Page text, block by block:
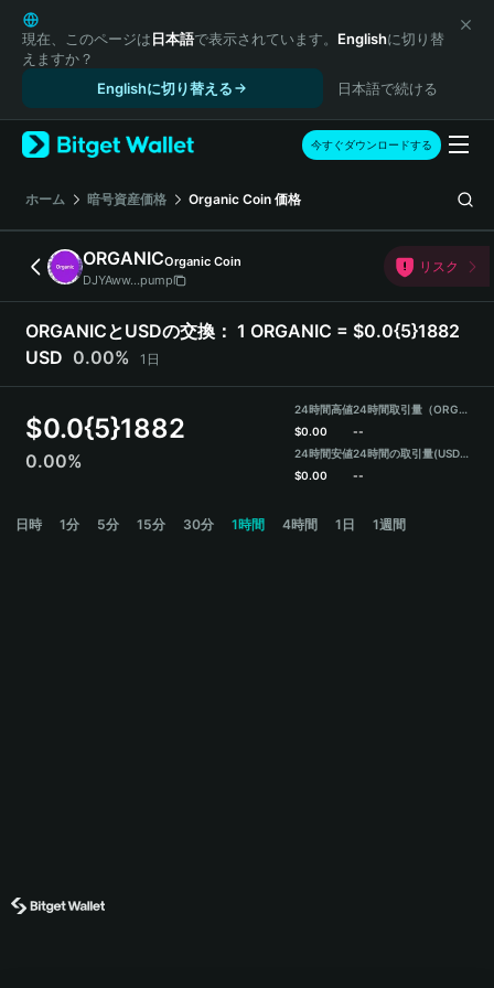
English
日本語
Tiếng Việt
Español (Latinoamérica)
Türkçe
Français
Deutsch
简体中文
繁體中文
Português (Portugal)
Bahasa Indonesia
ภาษาไทย
हिन्दी
Español
Português (Brasil)
現在、このページは日本語で表示されています。 Englishに切り替
えますか？
Englishに切り替える
日本語で続ける
今すぐダウンロードする
ホーム 暗号資産価格 Organic Coin 価格
ORGANICOrganic Coin
DJYAww...pump
リスク
ORGANICとUSDの交換： 1 ORGANIC = $0.0{5}1882
USD 0.00% 1日
$0.0{5}1882
0.00%
24時間高値
$0.00
24時間安値
$0.00
24時間取引量（ORGANIC）
--
24時間の取引量(USDT)
--
日時 1分 5分 15分 30分 1時間 4時間 1日 1週間